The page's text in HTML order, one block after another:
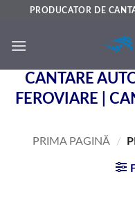
content
PRODUCATOR DE
CANTARE
FEROVIARE |
PRIMA PAGINĂ /